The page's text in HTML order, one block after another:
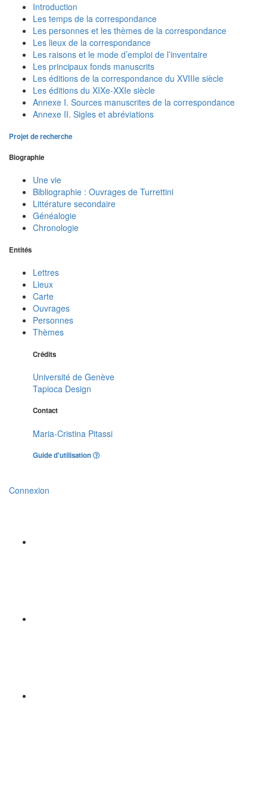
Introduction
Les temps de la correspondance
Les personnes et les thèmes de la correspondance
Les lieux de la correspondance
Les raisons et le mode d’emploi de l’inventaire
Les principaux fonds manuscrits
Les éditions de la correspondance du XVIIIe siècle
Les éditions du XIXe-XXIe siècle
Annexe I. Sources manuscrites de la correspondance
Annexe II. Sigles et abréviations
Projet de recherche
Biographie
Une vie
Bibliographie : Ouvrages de Turrettini
Littérature secondaire
Généalogie
Chronologie
Entités
Lettres
Lieux
Carte
Ouvrages
Personnes
Thèmes
Crédits
Université de Genève
Tapioca Design
Contact
Maria-Cristina Pitassi
Guide d'utilisation
Connexion